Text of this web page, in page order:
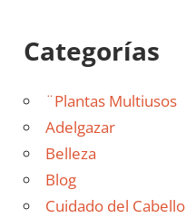
Categorías
¨Plantas Multiusos
Adelgazar
Belleza
Blog
Cuidado del Cabello